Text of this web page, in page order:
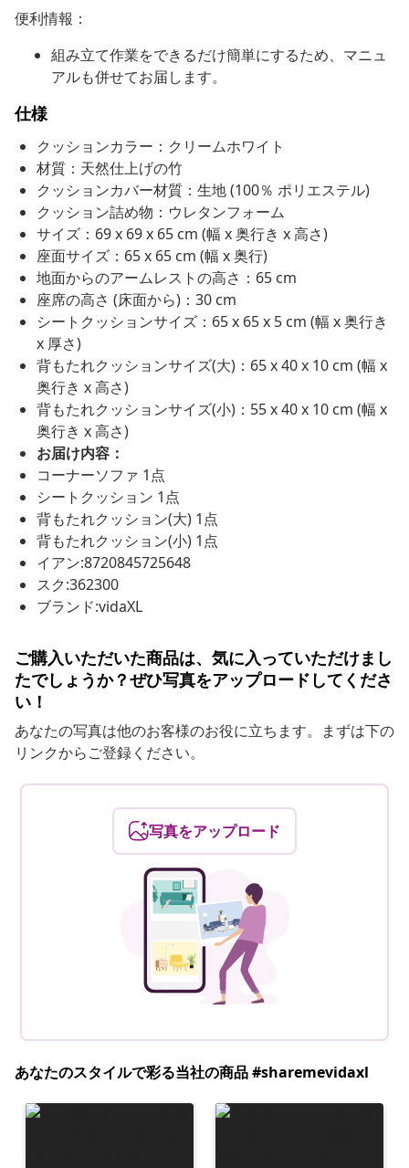
便利情報：
組み立て作業をできるだけ簡単にするため、マニュ
アルも併せてお届します。
仕様
クッションカラー：クリームホワイト
材質：天然仕上げの竹
クッションカバー材質：生地 (100％ ポリエステル)
クッション詰め物：ウレタンフォーム
サイズ：69 x 69 x 65 cm (幅 x 奥行き x 高さ)
座面サイズ：65 x 65 cm (幅 x 奥行)
地面からのアームレストの高さ：65 cm
座席の高さ (床面から)：30 cm
シートクッションサイズ：65 x 65 x 5 cm (幅 x 奥行き
x 厚さ)
背もたれクッションサイズ(大)：65 x 40 x 10 cm (幅 x
奥行き x 高さ)
背もたれクッションサイズ(小)：55 x 40 x 10 cm (幅 x
奥行き x 高さ)
お届け内容：
コーナーソファ 1点
シートクッション 1点
背もたれクッション(大) 1点
背もたれクッション(小) 1点
イアン:8720845725648
スク:362300
ブランド:vidaXL
ご購入いただいた商品は、気に入っていただけまし
たでしょうか？ぜひ写真をアップロードしてくださ
い！
あなたの写真は他のお客様のお役に立ちます。まずは下の
リンクからご登録ください。
写真をアップロード
あなたのスタイルで彩る当社の商品 #sharemevidaxl